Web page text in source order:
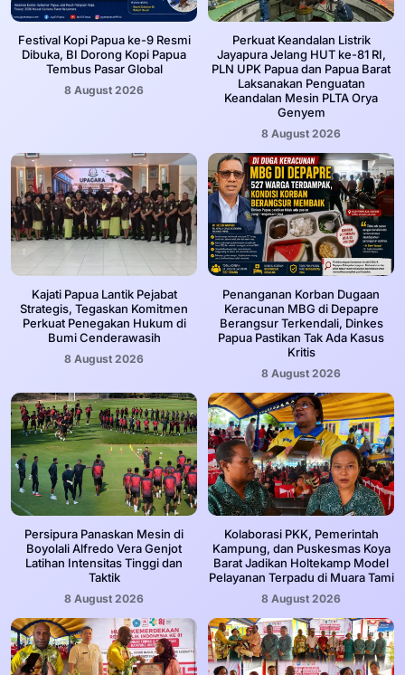
Festival Kopi Papua ke-9 Resmi
Dibuka, BI Dorong Kopi Papua
Tembus Pasar Global
8 August 2026
Perkuat Keandalan Listrik
Jayapura Jelang HUT ke-81 RI,
PLN UPK Papua dan Papua Barat
Laksanakan Penguatan
Keandalan Mesin PLTA Orya
Genyem
8 August 2026
Kajati Papua Lantik Pejabat
Strategis, Tegaskan Komitmen
Perkuat Penegakan Hukum di
Bumi Cenderawasih
8 August 2026
Penanganan Korban Dugaan
Keracunan MBG di Depapre
Berangsur Terkendali, Dinkes
Papua Pastikan Tak Ada Kasus
Kritis
8 August 2026
Persipura Panaskan Mesin di
Boyolali Alfredo Vera Genjot
Latihan Intensitas Tinggi dan
Taktik
8 August 2026
Kolaborasi PKK, Pemerintah
Kampung, dan Puskesmas Koya
Barat Jadikan Holtekamp Model
Pelayanan Terpadu di Muara Tami
8 August 2026